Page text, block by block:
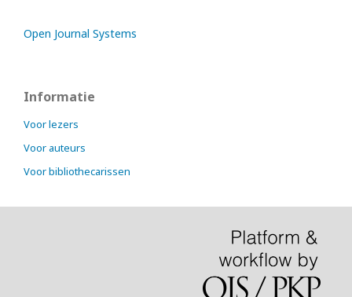
Open Journal Systems
Informatie
Voor lezers
Voor auteurs
Voor bibliothecarissen